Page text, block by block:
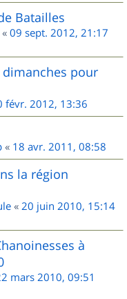
Batailles
« 09 sept. 2012, 21:17
pour
févr. 2012, 13:36
« 18 avr. 2011, 08:58
la région
« 20 juin 2010, 15:14
à
mars 2010, 09:51